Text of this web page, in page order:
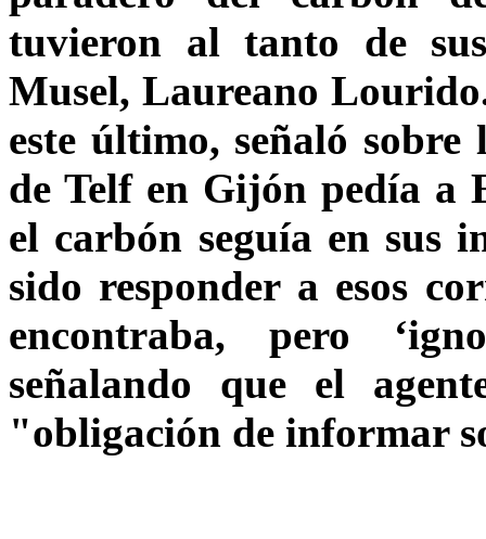
tuvieron al tanto de
Musel, Laureano
este último, señaló sobre
de Telf en Gijón pedía a
el carbón seguía en sus
sido responder a esos
encontraba, pero
señalando que el
"obligación de informar